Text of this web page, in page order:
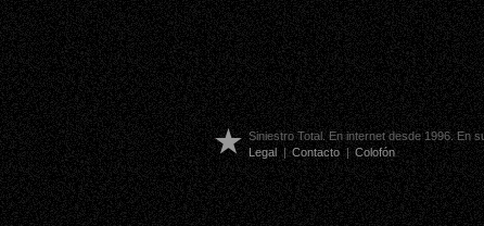
Siniestro Total. En internet desde 1996. En
Legal | Contacto | Colofón